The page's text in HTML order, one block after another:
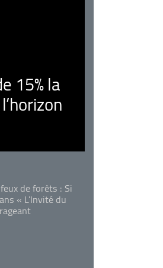
15% la
de forêts : Si
« L'Invité du